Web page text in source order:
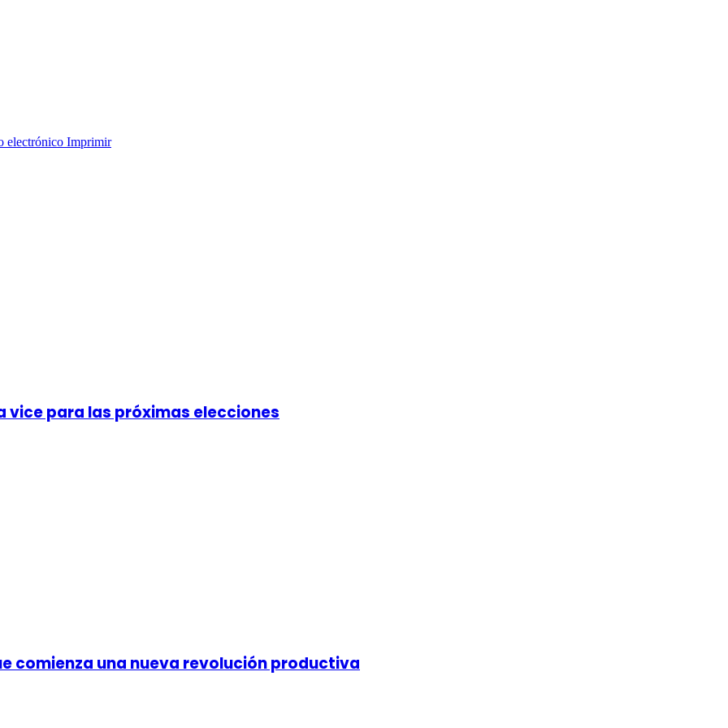
electrónico Imprimir
vice para las próximas elecciones
comienza una nueva revolución productiva